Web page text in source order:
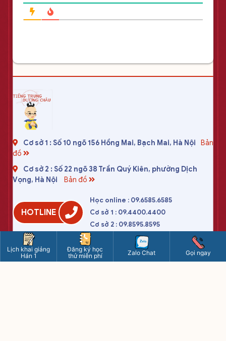
Cơ sở 1 : Số 10 ngõ 156 Hồng Mai, Bạch Mai, Hà Nội
Bản
đồ
Cơ sở 2 : Số 22 ngõ 38 Trần Quý Kiên, phường Dịch
Vọng, Hà Nội
Bản đồ
HOTLINE
Học online : 09.6585.6585
Cơ sở 1 : 09.4400.4400
Cơ sở 2 : 09.8595.8595
tiengtrungduongchau2020@gmail.com
www.tiengtrung.com
Lịch khai giảng
Hán 1
Đăng ký học
thử miễn phí
Zalo Chat Gọi ngay